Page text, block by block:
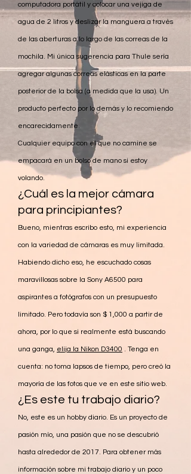
computadora portátil y colocar una vejiga de
agua de 2 litros y deslizar la manguera a través
de las aberturas a lo largo de las correas de la
mochila. Mi única sugerencia para Thule sería
agregar algunas correas elásticas en la parte
posterior de la bolsa (a medida que la usa). Un
producto perfecto por lo demás y lo recomiendo
encarecidamente.
Cualquier equipo con el que no camine se
empacará en un bolso de mano si estoy
volando.
¿Cuál es la mejor cámara
para principiantes?
Bueno, mientras escribo esto, mi experiencia
con la variedad de cámaras es muy limitada.
Habiendo dicho eso, he escuchado cosas
maravillosas sobre la Sony A6500 para
aspirantes a fotógrafos con un presupuesto
limitado. Pero todavía son $ 1,000 a partir de
ahora, por lo que si realmente está buscando
una ganga, elija la Nikon D3400 . Tenga en
cuenta: no toma lapsos de tiempo, pero creó la
mayoría de las fotos que ve en este sitio web.
¿Es este tu trabajo diario?
No, este es un hobby diario. Es un proyecto de
pasión mío, una pasión que no se descubrió
hasta alrededor de 2017. Para obtener más
información sobre mi trabajo diario y un poco